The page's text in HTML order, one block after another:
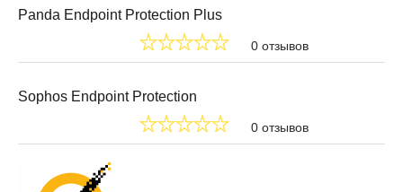
Panda Endpoint Protection Plus
0 отзывов
Sophos Endpoint Protection
0 отзывов